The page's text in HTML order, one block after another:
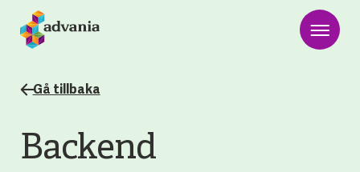
Gå tillbaka
Backend